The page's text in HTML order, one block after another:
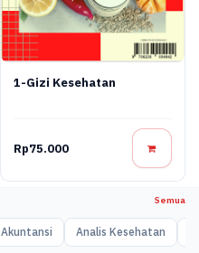
1-Gizi Kesehatan
Rp75.000
Semua
Akuntansi Analis Kesehatan